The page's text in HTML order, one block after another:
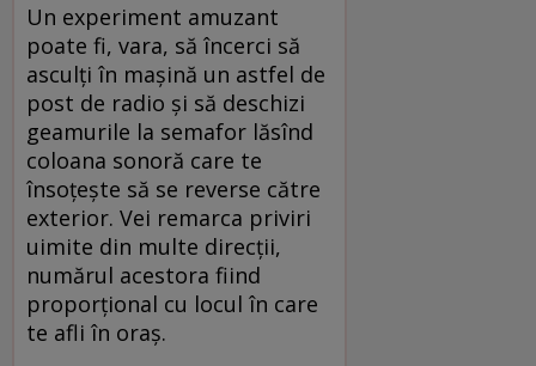
Un experiment amuzant
poate fi, vara, să încerci să
asculţi în maşină un astfel de
post de radio şi să deschizi
geamurile la semafor lăsînd
coloana sonoră care te
însoţeşte să se reverse către
exterior. Vei remarca priviri
uimite din multe direcţii,
numărul acestora fiind
proporţional cu locul în care
te afli în oraş.